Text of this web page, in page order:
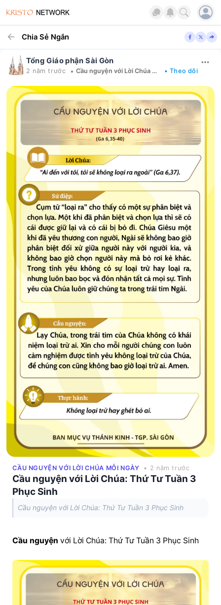
Chia Sẻ Ngắn
Tổng Giáo phận Sài Gòn
2 năm trước • Cầu nguyện với Lời Chúa mỗi ngày • Theo dõi
CẦU NGUYỆN VỚI LỜI CHÚA MỖI NGÀY • 2 năm trước
Cầu nguyện với Lời Chúa: Thứ Tư Tuần 3
Phục Sinh
Cầu nguyện với Lời Chúa: Thứ Tư Tuần 3 Phục Sinh
Cầu nguyện với Lời Chúa: Thứ Tư Tuần 3 Phục Sinh